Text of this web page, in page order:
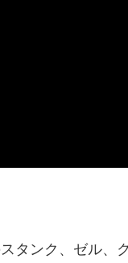
ンク、ゼル、